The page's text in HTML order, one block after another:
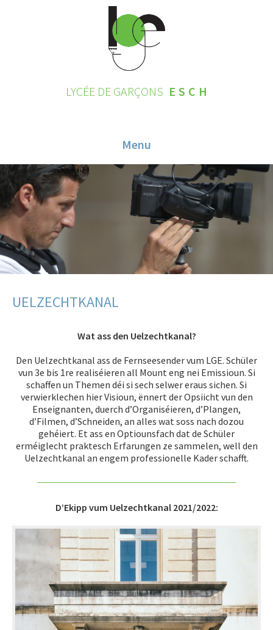
LYCÉE DE GARÇONS ESCH
Menu
HOME
CONTACT
INSCRIPTIONS 2026
LE LYCÉE
ACTUALITÉ
AGENDA
ACTIVITÉS
Présentation
Book Club
Schülertheater DramatEsch
Engagement
Jugendtreff
Melomania
Sciences
Sport
STUDIO71 : Expositions
Uelzechtkanal
Voyages et excursions
UELZECHTKANAL
Wat ass den Uelzechtkanal?
Den Uelzechtkanal ass de Fernseesender vum LGE. Schüler
vun 3e bis 1re realiséieren all Mount eng nei Emissioun. Si
schaffen un Themen déi si sech selwer eraus sichen. Si
verwierklechen hier Visioun, ënnert der Opsiicht vun den
Enseignanten, duerch d’Organiséieren, d’Plangen,
d’Filmen, d’Schneiden, an alles wat soss nach dozou
gehéiert. Et ass en Optiounsfach dat de Schüler
erméiglecht praktesch Erfarungen ze sammelen, well den
Uelzechtkanal an engem professionelle Kader schafft.
D’Ekipp vum Uelzechtkanal 2021/2022: